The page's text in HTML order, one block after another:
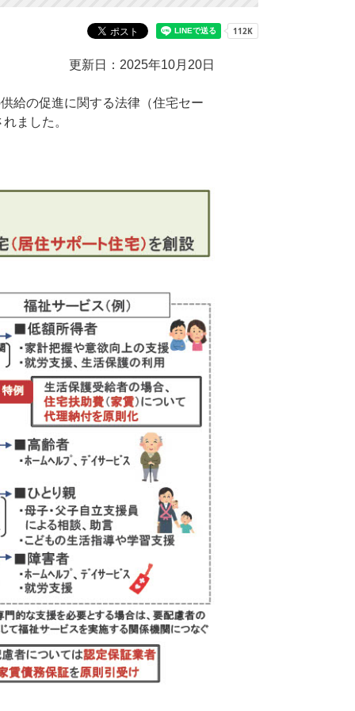
更新日：2025年10月20日
給の促進に関する法律（住宅セー
ました。